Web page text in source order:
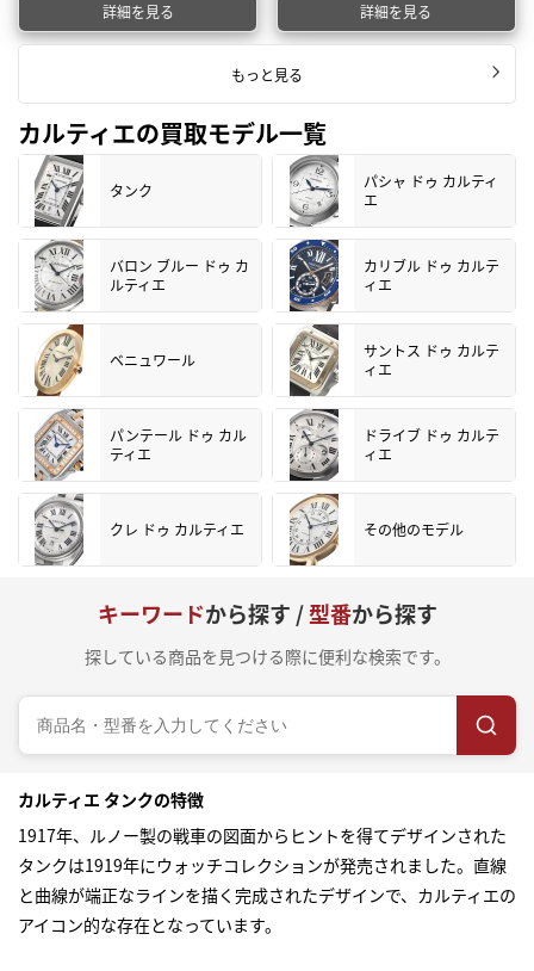
詳細を見る 詳細を見る
もっと見る
カルティエの買取モデル一覧
タンク
パシャ ドゥ カルティ
エ
バロン ブルー ドゥ カ
ルティエ
カリブル ドゥ カルテ
ィエ
ベニュワール
サントス ドゥ カルテ
ィエ
パンテール ドゥ カル
ティエ
ドライブ ドゥ カルテ
ィエ
クレ ドゥ カルティエ その他のモデル
キーワードから探す /型番から探す
探している商品を見つける際に便利な検索です。
カルティエ タンクの特徴
1917年、ルノー製の戦車の図面からヒントを得てデザインされた
タンクは1919年にウォッチコレクションが発売されました。直線
と曲線が端正なラインを描く完成されたデザインで、カルティエの
アイコン的な存在となっています。